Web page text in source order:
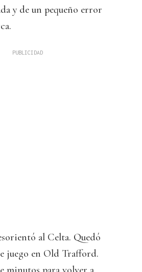
y de un pequeño error
al Celta. Quedó
juego en Old Trafford.